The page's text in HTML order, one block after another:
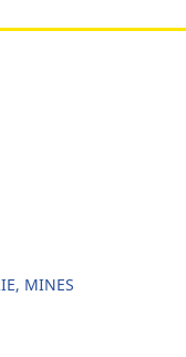
MINES